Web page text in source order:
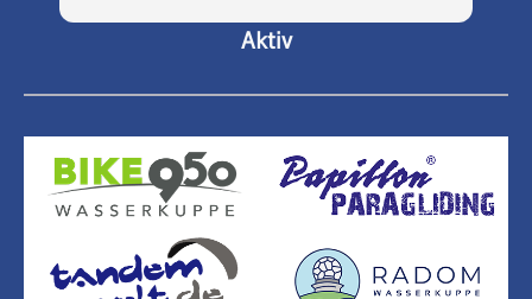
Aktiv